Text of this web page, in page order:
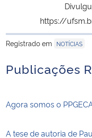
https://
Registrado em
NOTÍCIAS
Publicações
Agora somos o
A tese de autoria de